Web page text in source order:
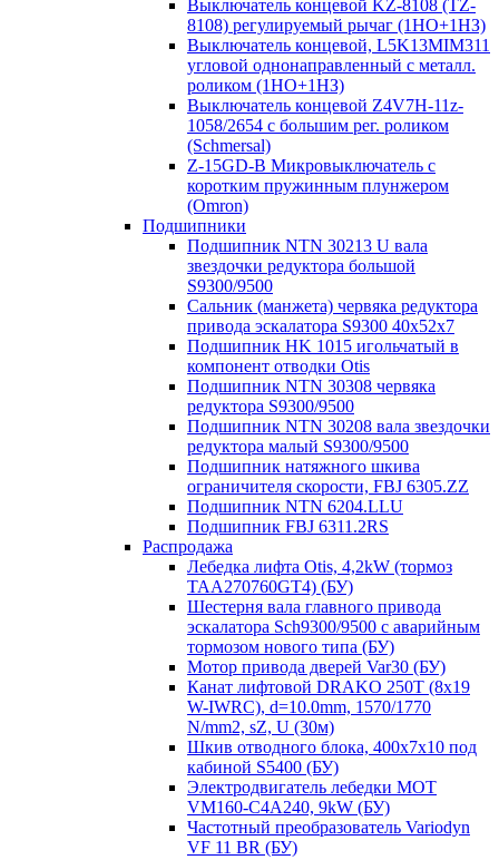
Выключатель концевой KZ-8108 (TZ-
8108) регулируемый рычаг (1НО+1НЗ)
Выключатель концевой, L5K13MIM311
угловой однонаправленный с металл.
роликом (1НО+1НЗ)
Выключатель концевой Z4V7H-11z-
1058/2654 с большим рег. роликом
(Schmersal)
Z-15GD-B Микровыключатель с
коротким пружинным плунжером
(Omron)
Подшипники
Подшипник NTN 30213 U вала
звездочки редуктора большой
S9300/9500
Сальник (манжета) червяка редуктора
привода эскалатора S9300 40х52х7
Подшипник HK 1015 игольчатый в
компонент отводки Otis
Подшипник NTN 30308 червяка
редуктора S9300/9500
Подшипник NTN 30208 вала звездочки
редуктора малый S9300/9500
Подшипник натяжного шкива
ограничителя скорости, FBJ 6305.ZZ
Подшипник NTN 6204.LLU
Подшипник FBJ 6311.2RS
Распродажа
Лебедка лифта Otis, 4,2kW (тормоз
TAA270760GT4) (БУ)
Шестерня вала главного привода
эскалатора Sch9300/9500 с аварийным
тормозом нового типа (БУ)
Мотор привода дверей Var30 (БУ)
Канат лифтовой DRAKO 250T (8x19
W-IWRC), d=10.0mm, 1570/1770
N/mm2, sZ, U (30м)
Шкив отводного блока, 400х7х10 под
кабиной S5400 (БУ)
Электродвигатель лебедки MOT
VM160-C4A240, 9kW (БУ)
Частотный преобразователь Variodyn
VF 11 BR (БУ)